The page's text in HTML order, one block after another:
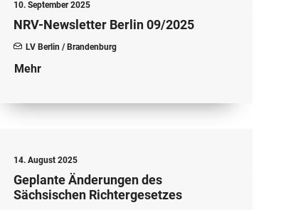
10. September 2025
NRV-Newsletter Berlin 09/2025
LV Berlin / Brandenburg
Mehr
14. August 2025
Geplante Änderungen des
Sächsischen Richtergesetzes